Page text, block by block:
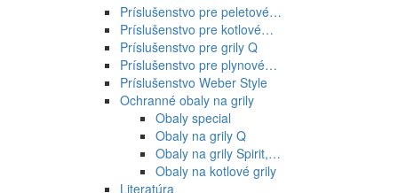
Príslušenstvo pre peletové…
Príslušenstvo pre kotlové…
Príslušenstvo pre grily Q
Príslušenstvo pre plynové…
Príslušenstvo Weber Style
Ochranné obaly na grily
Obaly special
Obaly na grily Q
Obaly na grily Spirit,…
Obaly na kotlové grily
Literatúra